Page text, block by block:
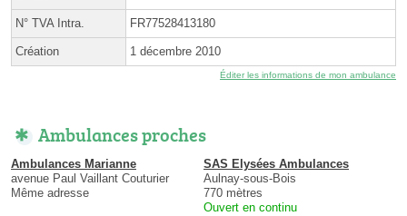
N° TVA Intra. FR77528413180
Création 1 décembre 2010
Éditer les informations de mon ambulance
Ambulances proches
Ambulances Marianne
avenue Paul Vaillant Couturier
Même adresse
SAS Elysées Ambulances
Aulnay-sous-Bois
770 mètres
Ouvert en continu